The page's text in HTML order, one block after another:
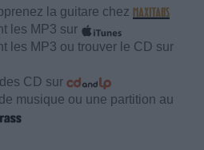
la guitare chez
les MP3 sur
les MP3 ou trouver le CD sur
CD sur
musique ou une partition au